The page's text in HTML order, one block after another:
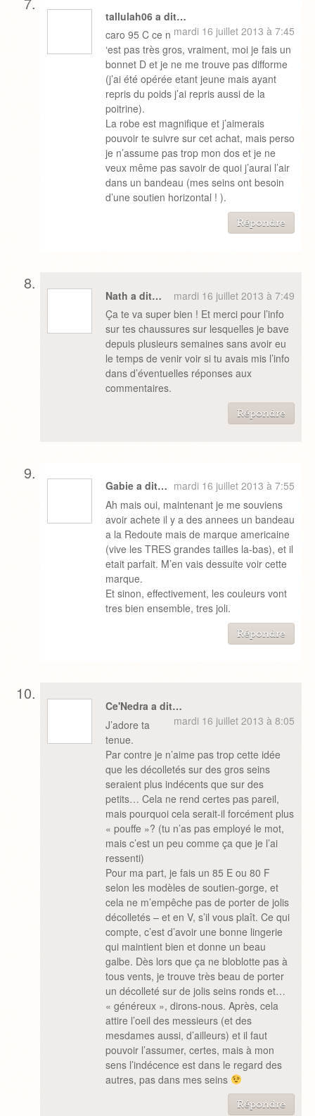
tallulah06 a dit…
mardi 16 juillet 2013 à 7:45
caro 95 C ce n
‘est pas très gros, vraiment, moi je fais un
bonnet D et je ne me trouve pas difforme
(j’ai été opérée etant jeune mais ayant
repris du poids j’ai repris aussi de la
poitrine).
La robe est magnifique et j’aimerais
pouvoir te suivre sur cet achat, mais perso
je n’assume pas trop mon dos et je ne
veux même pas savoir de quoi j’aurai l’air
dans un bandeau (mes seins ont besoin
d’une soutien horizontal ! ).
Répondre
Nath a dit…
mardi 16 juillet 2013 à 7:49
Ça te va super bien ! Et merci pour l’info
sur tes chaussures sur lesquelles je bave
depuis plusieurs semaines sans avoir eu
le temps de venir voir si tu avais mis l’info
dans d’éventuelles réponses aux
commentaires.
Répondre
Gabie a dit… mardi 16 juillet 2013 à 7:55
Ah mais oui, maintenant je me souviens
avoir achete il y a des annees un bandeau
a la Redoute mais de marque americaine
(vive les TRES grandes tailles la-bas), et il
etait parfait. M’en vais dessuite voir cette
marque.
Et sinon, effectivement, les couleurs vont
tres bien ensemble, tres joli.
Répondre
Ce'Nedra a dit…
mardi 16 juillet 2013 à 8:05
J’adore ta
tenue.
Par contre je n’aime pas trop cette idée
que les décolletés sur des gros seins
seraient plus indécents que sur des
petits… Cela ne rend certes pas pareil,
mais pourquoi cela serait-il forcément plus
« pouffe »? (tu n’as pas employé le mot,
mais c’est un peu comme ça que je l’ai
ressenti)
Pour ma part, je fais un 85 E ou 80 F
selon les modèles de soutien-gorge, et
cela ne m’empêche pas de porter de jolis
décolletés – et en V, s’il vous plaît. Ce qui
compte, c’est d’avoir une bonne lingerie
qui maintient bien et donne un beau
galbe. Dès lors que ça ne bloblotte pas à
tous vents, je trouve très beau de porter
un décolleté sur de jolis seins ronds et…
« généreux », dirons-nous. Après, cela
attire l’oeil des messieurs (et des
mesdames aussi, d’ailleurs) et il faut
pouvoir l’assumer, certes, mais à mon
sens l’indécence est dans le regard des
autres, pas dans mes seins
Répondre